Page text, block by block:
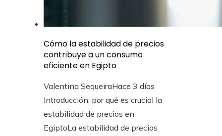
Cómo la estabilidad de precios
contribuye a un consumo
eficiente en Egipto
Valentina SequeiraHace 3 días
Introducción: por qué es crucial la
estabilidad de precios en
EgiptoLa estabilidad de precios